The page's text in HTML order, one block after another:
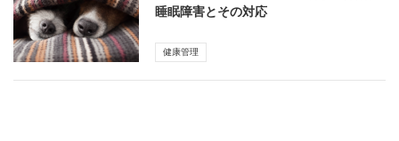
睡眠障害とその対応
健康管理